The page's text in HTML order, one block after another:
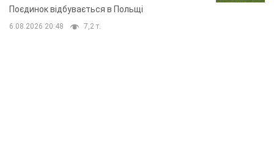
Поєдинок відбувається в Польщі
6.08.2026 20:48 7,2 т.